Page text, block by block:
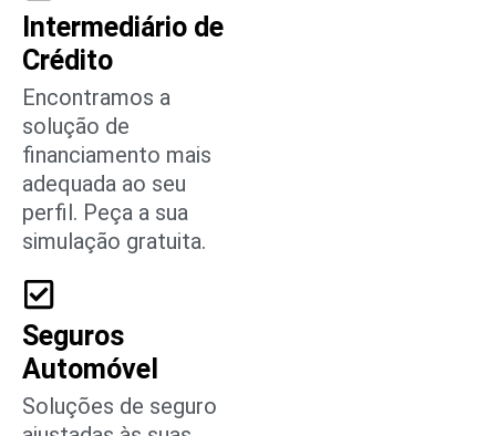
Intermediário de
Crédito
Encontramos a
solução de
financiamento mais
adequada ao seu
perfil. Peça a sua
simulação gratuita.
Seguros
Automóvel
Soluções de seguro